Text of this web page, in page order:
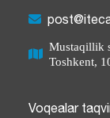
Mustaqillik
Toshkent,
Voqealar